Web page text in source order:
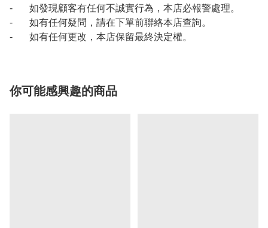
- 如發現顧客有任何不誠實行為，本店必報警處理。
- 如有任何疑問，請在下單前聯絡本店查詢。
- 如有任何更改，本店保留最終決定權。
你可能感興趣的商品